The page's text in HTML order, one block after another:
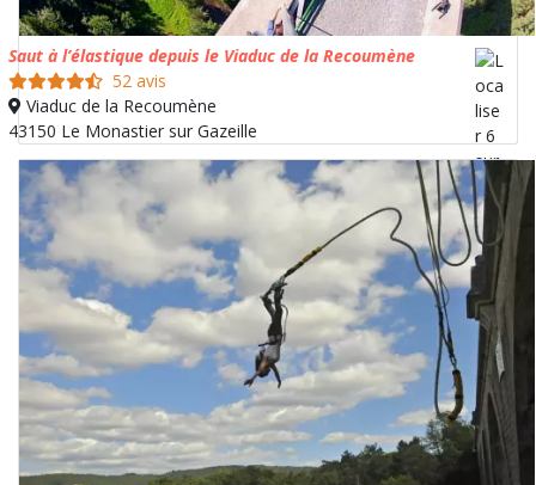
Saut à l’élastique depuis le Viaduc de la Recoumène
52 avis
Viaduc de la Recoumène
43150 Le Monastier sur Gazeille